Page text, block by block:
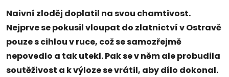
Naivní zloděj doplatil na svou chamtivost.
Nejprve se pokusil vloupat do zlatnictví v Ostravě
pouze s cihlou v ruce, což se samozřejmě
nepovedlo a tak utekl. Pak se v něm ale probudila
soutěživost a k výloze se vrátil, aby dílo dokonal.